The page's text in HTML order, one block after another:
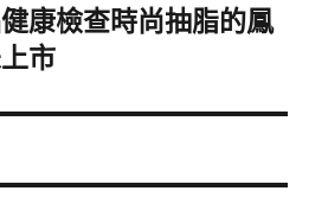
康檢查時尚抽脂的鳳
市